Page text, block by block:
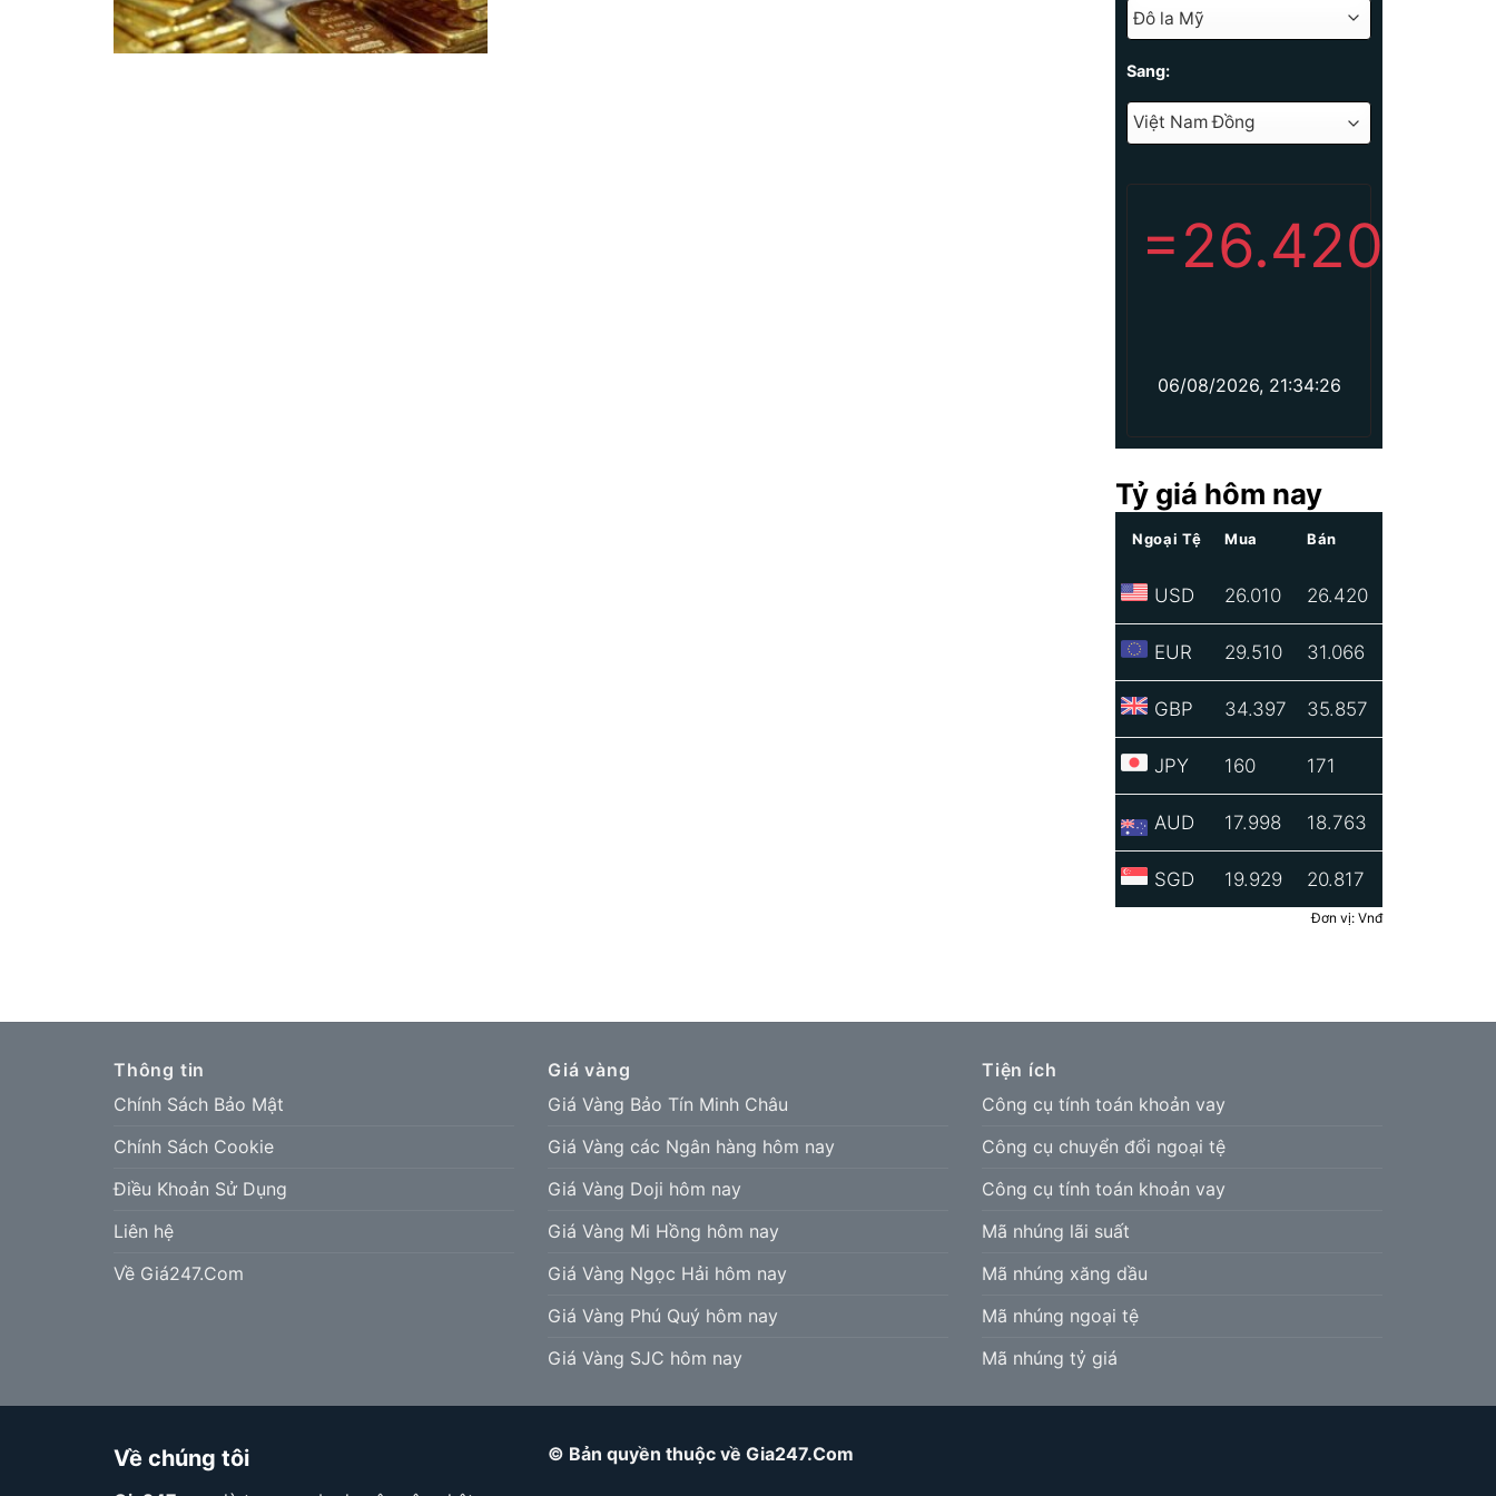
Sang:
=26.420
06/08/2026, 21:34:26
Tỷ giá hôm nay
Ngoại Tệ Mua Bán
USD 26.010 26.420
EUR 29.510 31.066
GBP 34.397 35.857
JPY 160 171
AUD 17.998 18.763
SGD 19.929 20.817
Đơn vị: Vnđ
Thông tin
Chính Sách Bảo Mật
Chính Sách Cookie
Điều Khoản Sử Dụng
Liên hệ
Về Giá247.Com
Giá vàng
Giá Vàng Bảo Tín Minh Châu
Giá Vàng các Ngân hàng hôm nay
Giá Vàng Doji hôm nay
Giá Vàng Mi Hồng hôm nay
Giá Vàng Ngọc Hải hôm nay
Giá Vàng Phú Quý hôm nay
Giá Vàng SJC hôm nay
Tiện ích
Công cụ tính toán khoản vay
Công cụ chuyển đổi ngoại tệ
Công cụ tính toán khoản vay
Mã nhúng lãi suất
Mã nhúng xăng dầu
Mã nhúng ngoại tệ
Mã nhúng tỷ giá
Về chúng tôi © Bản quyền thuộc về Gia247.Com